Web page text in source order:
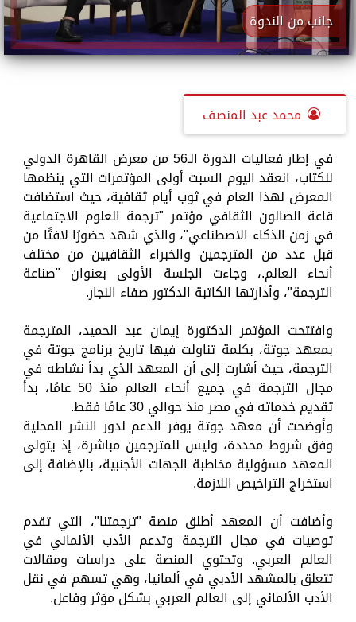
جانب من الندوة
محمد عبد المنصف
في إطار فعاليات الدورة الـ56 من معرض القاهرة الدولي
للكتاب، انعقد اليوم السبت أولى المؤتمرات التي ينظمها
المعرض لهذا العام في ثوب أيام ثقافية، حيث استضافت
قاعة الصالون الثقافي مؤتمر "ترجمة العلوم الاجتماعية
في زمن الذكاء الاصطناعي"، والذي شهد حضورًا لافتًا من
قبل عدد من المترجمين والخبراء الثقافيين من مختلف
أنحاء العالم.، وجاءت الجلسة الأولى بعنوان "صناعة
الترجمة"، وأدارتها الكاتبة الدكتور صفاء النجار.
وافتتحت المؤتمر الدكتورة إيمان عبد الحميد، المترجمة
بمعهد جوتة، بكلمة تناولت فيها تاريخ برنامج جوتة في
الترجمة، حيث أشارت إلى أن المعهد الذي بدأ نشاطه في
مجال الترجمة في جميع أنحاء العالم منذ 50 عامًا، بدأ
تقديم خدماته في مصر منذ حوالي 30 عامًا فقط.
وأوضحت أن معهد جوتة يوفر الدعم لدور النشر المحلية
وفق شروط محددة، وليس للمترجمين مباشرة، إذ يتولى
المعهد مسؤولية مخاطبة الجهات الأجنبية، بالإضافة إلى
استخراج التراخيص اللازمة.
وأضافت أن المعهد أطلق منصة "ترجمتنا"، التي تقدم
توصيات في مجال الترجمة وتدعم الأدب الألماني في
العالم العربي. وتحتوي المنصة على دراسات ومقالات
تتعلق بالمشهد الأدبي في ألمانيا، وهي تسهم في نقل
الأدب الألماني إلى العالم العربي بشكل مؤثر وفاعل.